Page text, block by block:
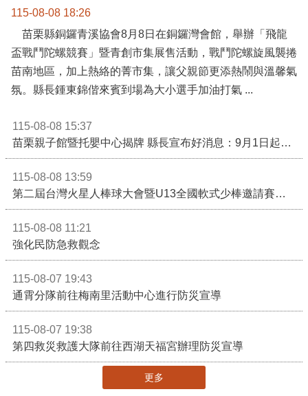
115-08-08 18:26
苗栗縣銅鑼青溪協會8月8日在銅鑼灣會館，舉辦「飛龍
盃戰鬥陀螺競賽」暨青創市集展售活動，戰鬥陀螺旋風襲捲
苗南地區，加上熱絡的菁市集，讓父親節更添熱鬧與溫馨氣
氛。縣長鍾東錦偕來賓到場為大小選手加油打氣 ...
115-08-08 15:37
苗栗親子館暨托嬰中心揭牌 縣長宣布好消息：9月1日起調降臨時托嬰費用
115-08-08 13:59
第二屆台灣火星人棒球大會暨U13全國軟式少棒邀請賽在苗栗舉辦
115-08-08 11:21
強化民防急救觀念
115-08-07 19:43
通霄分隊前往梅南里活動中心進行防災宣導
115-08-07 19:38
第四救災救護大隊前往西湖天福宮辦理防災宣導
更多